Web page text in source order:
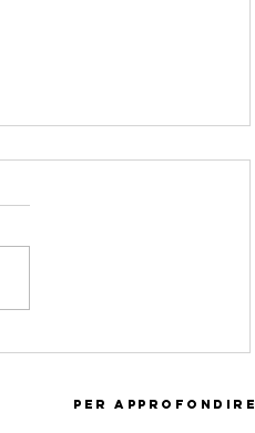
dei poveri
Per Approfondire